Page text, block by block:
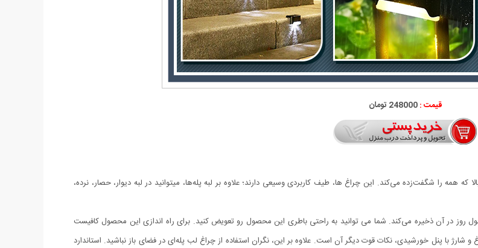
قیمت :248000 تومان
همه را شگفت‌زده می‌کند. این چراغ ها، طیف کاربردی وسیعی دارند؛ علاوه بر لبه پله‌ها، میتوانید در لبه دیوار، حصار، نرده،
روز در آن ذخیره می‌کند. شما می توانید به راحتی باطری این محصول رو تعویض کنید. برای راه اندازی این محصول کافیست
شده را بکشید.طول عمر بیش از ۵۰۰۰ ساعتی این چراغ و شارژ با پنل خورشیدی، نکات قوت دیگر آن است. علاوه بر این، نگران استفاده از چراغ لب پله‌ای در فضای باز نباشید. استاندارد